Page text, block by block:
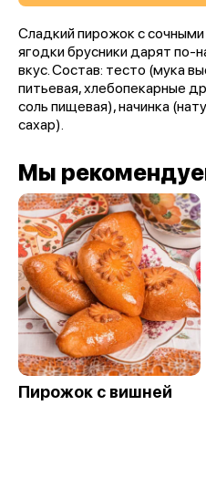
Сладкий пирожок с
ягодки брусники дарят по-
вкус. Состав: тесто (мука
питьевая, хлебопекарные
соль пищевая), начинка
сахар).
Мы
Пирожок с вишней